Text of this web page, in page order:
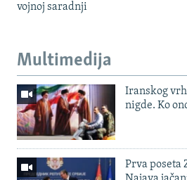
vojnoj saradnji
Multimedija
Iranskog
nigde. Ko
Prva poseta